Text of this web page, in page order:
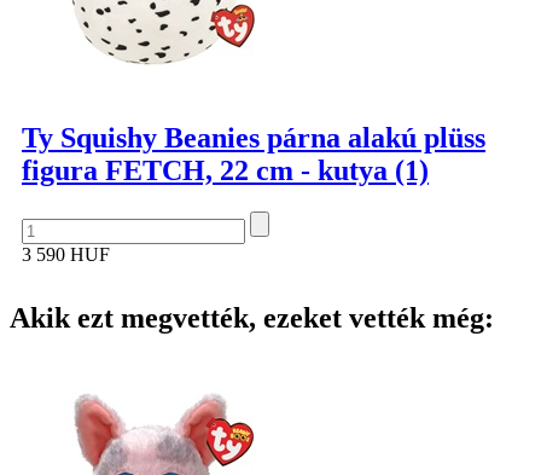
Ty Squishy Beanies párna alakú plüss
figura FETCH, 22 cm - kutya (1)
3 590 HUF
Akik ezt megvették, ezeket vették még: